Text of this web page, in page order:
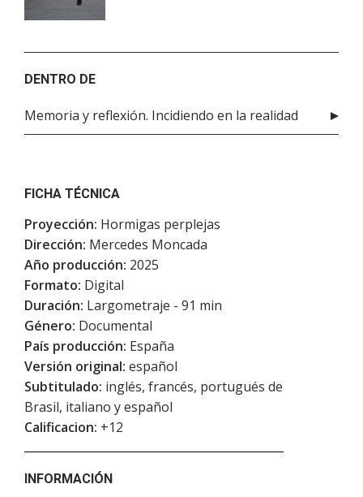
DENTRO DE
Memoria y reflexión. Incidiendo en la realidad
FICHA TÉCNICA
Proyección: Hormigas perplejas
Dirección: Mercedes Moncada
Año producción: 2025
Formato: Digital
Duración: Largometraje - 91 min
Género: Documental
País producción: España
Versión original: español
Subtitulado: inglés, francés, portugués de
Brasil, italiano y español
Calificacion: +12
INFORMACIÓN